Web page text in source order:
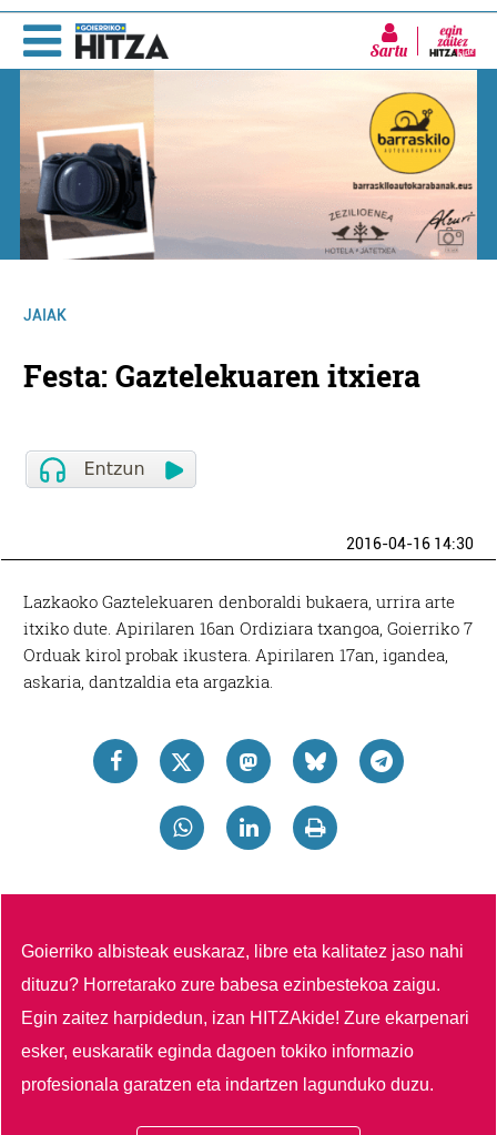
Sartu
JAIAK
Festa: Gaztelekuaren itxiera
2016-04-16 14:30
Lazkaoko Gaztelekuaren denboraldi bukaera, urrira arte
itxiko dute. Apirilaren 16an Ordiziara txangoa, Goierriko 7
Orduak kirol probak ikustera. Apirilaren 17an, igandea,
askaria, dantzaldia eta argazkia.
Goierriko albisteak euskaraz, libre eta kalitatez jaso nahi
dituzu? Horretarako zure babesa ezinbestekoa zaigu.
Egin zaitez harpidedun, izan HITZAkide!Zure ekarpenari
esker, euskaratik eginda dagoen tokiko informazio
profesionala garatzen eta indartzen lagunduko duzu.